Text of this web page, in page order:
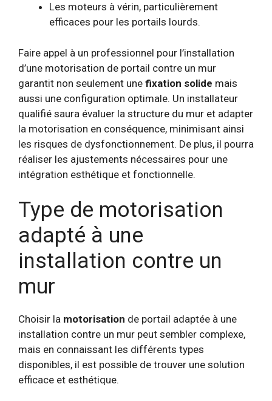
Les moteurs à vérin, particulièrement
efficaces pour les portails lourds.
Faire appel à un professionnel pour l’installation
d’une motorisation de portail contre un mur
garantit non seulement une fixation solide mais
aussi une configuration optimale. Un installateur
qualifié saura évaluer la structure du mur et adapter
la motorisation en conséquence, minimisant ainsi
les risques de dysfonctionnement. De plus, il pourra
réaliser les ajustements nécessaires pour une
intégration esthétique et fonctionnelle.
Type de motorisation
adapté à une
installation contre un
mur
Choisir la motorisation de portail adaptée à une
installation contre un mur peut sembler complexe,
mais en connaissant les différents types
disponibles, il est possible de trouver une solution
efficace et esthétique.